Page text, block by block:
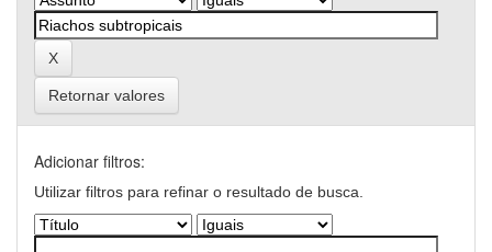
Retornar valores
Adicionar filtros:
Utilizar filtros para refinar o resultado de busca.